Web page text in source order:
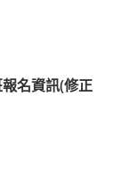
名資訊(修正